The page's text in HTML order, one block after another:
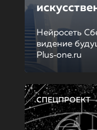
Нейросеть
видение
Plus‑one.ru
СПЕЦПРОЕКТ